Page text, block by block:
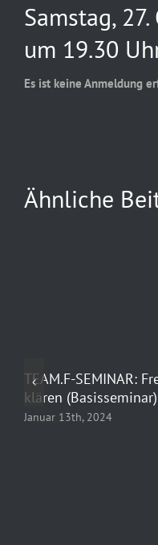
Samstag,
um 19.30
Es ist keine Anmeldung
Ähnliche
TEAM.F-SEMINAR:
klären (Basisseminar)
Januar 13th, 2024